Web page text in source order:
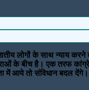
लोगों के साथ न्याय करने
के बीच है। एक तरफ
में आये तो संविधान बदल देंगे।